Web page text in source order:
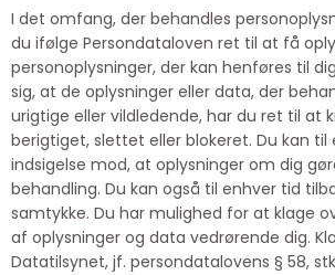
I det omfang, der behandles
du ifølge Persondataloven ret til at få
personoplysninger, der kan henføres til
sig, at de oplysninger eller data, der
urigtige eller vildledende, har du ret til at
berigtiget, slettet eller blokeret. Du kan til
indsigelse mod, at oplysninger om dig
behandling. Du kan også til enhver tid
samtykke. Du har mulighed for at klage
af oplysninger og data vedrørende dig.
Datatilsynet, jf. persondatalovens § 58,